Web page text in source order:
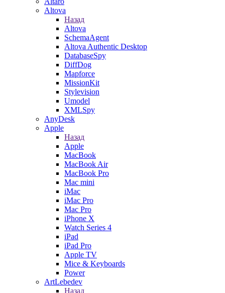
Altova
Назад
Altova
SchemaAgent
Altova Authentic Desktop
DatabaseSpy
DiffDog
Mapforce
MissionKit
Stylevision
Umodel
XMLSpy
AnyDesk
Apple
Назад
Apple
MacBook
MacBook Air
MacBook Pro
Mac mini
iMac
iMac Pro
Mac Pro
iPhone X
Watch Series 4
iPad
iPad Pro
Apple TV
Mice & Keyboards
Power
ArtLebedev
Назад